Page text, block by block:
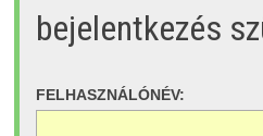
bejelentkezés
FELHASZNÁLÓNÉV: